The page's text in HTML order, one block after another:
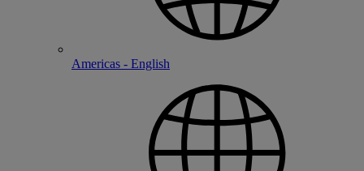
Americas - English